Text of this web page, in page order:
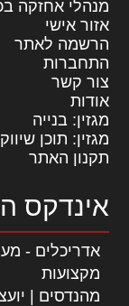
מנהלי אחזקה
אזור אישי
הרשמה לאתר
התחברות
צור קשר
אודות
מגזין: בנייה
מגזין: תוכן
תקנון האתר
אינדקס
אדריכלים -
מקצועות
מהנדסים |